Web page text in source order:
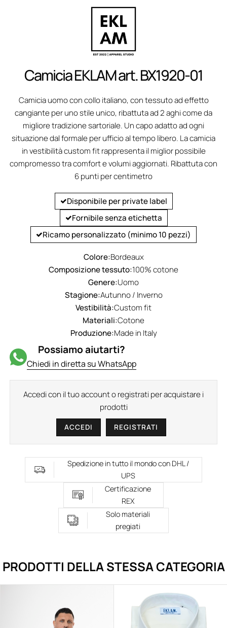
Camicia EKLAM art. BX1920-01
Camicia uomo con collo italiano, con tessuto ad effetto
cangiante per uno stile unico, ribattuta ad 2 aghi come da
migliore tradizione sartoriale. Un capo adatto ad ogni
situazione dal formale per ufficio al tempo libero. La camicia
in vestibilità custom fit rappresenta il miglior possibile
compromesso tra comfort e volumi aggiornati. Ribattuta con
6 punti per centimetro
Disponibile per private label
Fornibile senza etichetta
Ricamo personalizzato (minimo 10 pezzi)
Colore:Bordeaux
Composizione tessuto:100% cotone
Genere:Uomo
Stagione:Autunno / Inverno
Vestibilità:Custom fit
Materiali:Cotone
Produzione:Made in Italy
Possiamo aiutarti?
Chiedi in diretta su WhatsApp
Accedi con il tuo account o registrati per acquistare i
prodotti
ACCEDI REGISTRATI
Spedizione in tutto il mondo con DHL /
UPS
Certificazione
REX
Solo materiali
pregiati
PRODOTTI DELLA STESSA CATEGORIA